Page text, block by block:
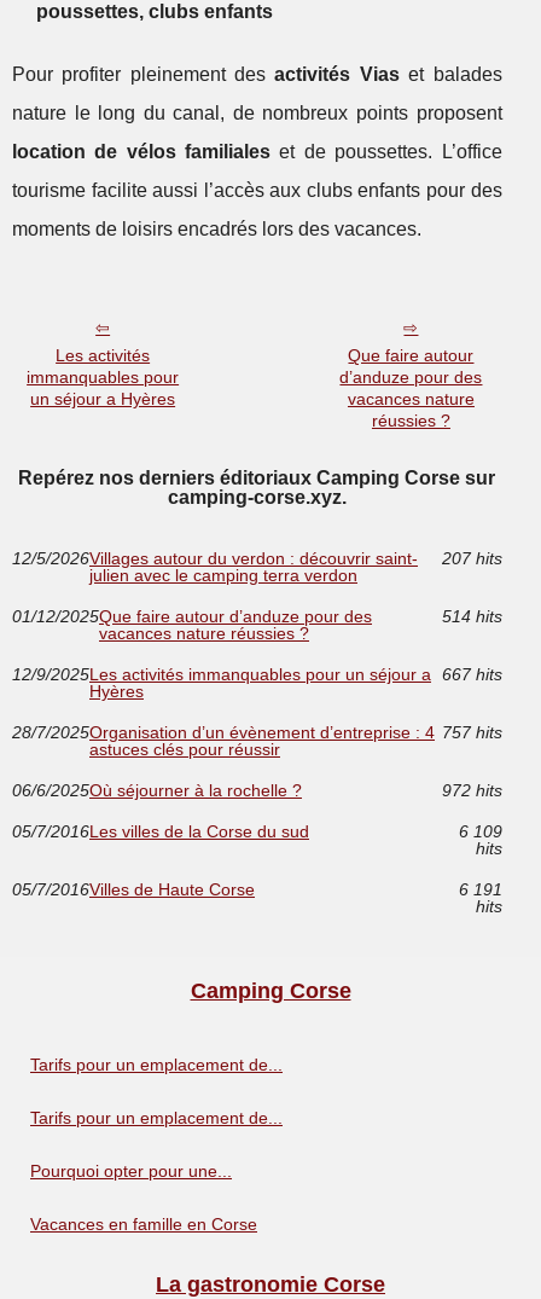
poussettes, clubs enfants
Pour profiter pleinement desactivités Viaset balades
nature le long du canal, de nombreux points proposent
location de vélos familiales et de poussettes. L’office
tourisme facilite aussi l’accès aux clubs enfants pour des
moments de loisirs encadrés lors des vacances.
Les activités
immanquables pour
un séjour a Hyères
Que faire autour
d’anduze pour des
vacances nature
réussies ?
Repérez nos derniers éditoriaux Camping Corse sur
camping-corse.xyz.
12/5/2026Villages autour du verdon : découvrir saint-
julien avec le camping terra verdon
207 hits
01/12/2025Que faire autour d’anduze pour des
vacances nature réussies ?
514 hits
12/9/2025Les activités immanquables pour un séjour a
Hyères
667 hits
28/7/2025Organisation d’un évènement d’entreprise : 4
astuces clés pour réussir
757 hits
06/6/2025Où séjourner à la rochelle ? 972 hits
05/7/2016Les villes de la Corse du sud
6 109
hits
05/7/2016Villes de Haute Corse
6 191
hits
Camping Corse
Tarifs pour un emplacement de...
Tarifs pour un emplacement de...
Pourquoi opter pour une...
Vacances en famille en Corse
La gastronomie Corse